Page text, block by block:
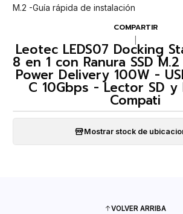
M.2 -Guía rápida de instalación
COMPARTIR
Leotec LEDS07 Docking
8 en 1 con Ranura SSD
Power Delivery 100W -
C 10Gbps - Lector SD y
Compati
Mostrar stock de
VOLVER ARRIBA